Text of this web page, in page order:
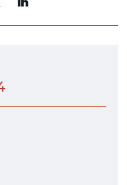
Partager
linkedin